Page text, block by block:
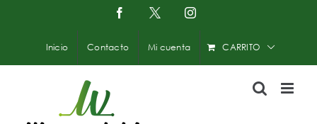
contenido
Facebook
X
Instagram
Inicio Contacto Mi cuenta CARRITO